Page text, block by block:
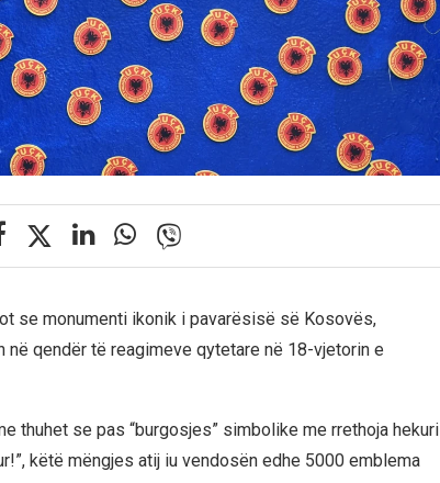
se monumenti ikonik i pavarësisë së Kosovës,
në qendër të reagimeve qytetare në 18-vjetorin e
thuhet se pas “burgosjes” simbolike me rrethoja hekuri
këtë mëngjes atij iu vendosën edhe 5000 emblema